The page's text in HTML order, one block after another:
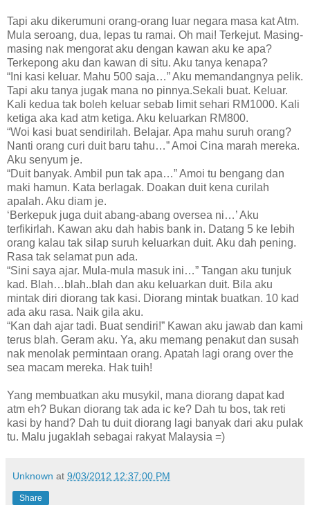
Tapi aku dikerumuni orang-orang luar negara masa kat Atm.
Mula seroang, dua, lepas tu ramai. Oh mai! Terkejut. Masing-
masing nak mengorat aku dengan kawan aku ke apa?
Terkepong aku dan kawan di situ. Aku tanya kenapa?
“Ini kasi keluar. Mahu 500 saja…” Aku memandangnya pelik.
Tapi aku tanya jugak mana no pinnya.Sekali buat. Keluar.
Kali kedua tak boleh keluar sebab limit sehari RM1000. Kali
ketiga aka kad atm ketiga. Aku keluarkan RM800.
“Woi kasi buat sendirilah. Belajar. Apa mahu suruh orang?
Nanti orang curi duit baru tahu…” Amoi Cina marah mereka.
Aku senyum je.
“Duit banyak. Ambil pun tak apa…” Amoi tu bengang dan
maki hamun. Kata berlagak. Doakan duit kena curilah
apalah. Aku diam je.
‘Berkepuk juga duit abang-abang oversea ni…’ Aku
terfikirlah. Kawan aku dah habis bank in. Datang 5 ke lebih
orang kalau tak silap suruh keluarkan duit. Aku dah pening.
Rasa tak selamat pun ada.
“Sini saya ajar. Mula-mula masuk ini…” Tangan aku tunjuk
kad. Blah…blah..blah dan aku keluarkan duit. Bila aku
mintak diri diorang tak kasi. Diorang mintak buatkan. 10 kad
ada aku rasa. Naik gila aku.
“Kan dah ajar tadi. Buat sendiri!” Kawan aku jawab dan kami
terus blah. Geram aku. Ya, aku memang penakut dan susah
nak menolak permintaan orang. Apatah lagi orang over the
sea macam mereka. Hak tuih!
Yang membuatkan aku musykil, mana diorang dapat kad
atm eh? Bukan diorang tak ada ic ke? Dah tu bos, tak reti
kasi by hand? Dah tu duit diorang lagi banyak dari aku pulak
tu. Malu jugaklah sebagai rakyat Malaysia =)
Unknown at 9/03/2012 12:37:00 PM
Share